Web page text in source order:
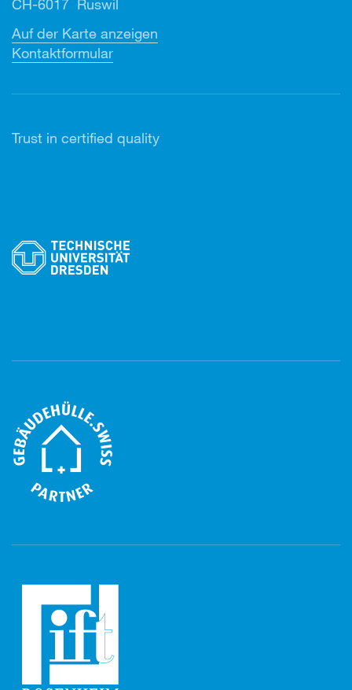
CH-6017 Ruswil
Auf der Karte anzeigen
Kontaktformular
Trust in certified quality